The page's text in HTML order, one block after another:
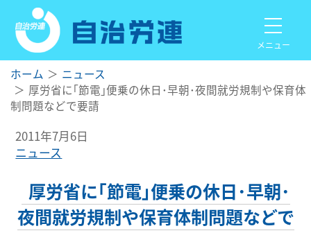
メニュー
ホーム
ニュース
厚労省に｢節電｣便乗の休日･早朝･夜間就労規制や保育体
制問題などで要請
2011年7月6日
ニュース
厚労省に｢節電｣便乗の休日･早朝･
夜間就労規制や保育体制問題などで